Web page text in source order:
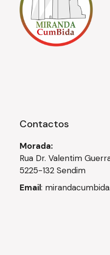
Contactos
Morada:
Rua Dr. Valentim
5225-132 Sendim
Email: